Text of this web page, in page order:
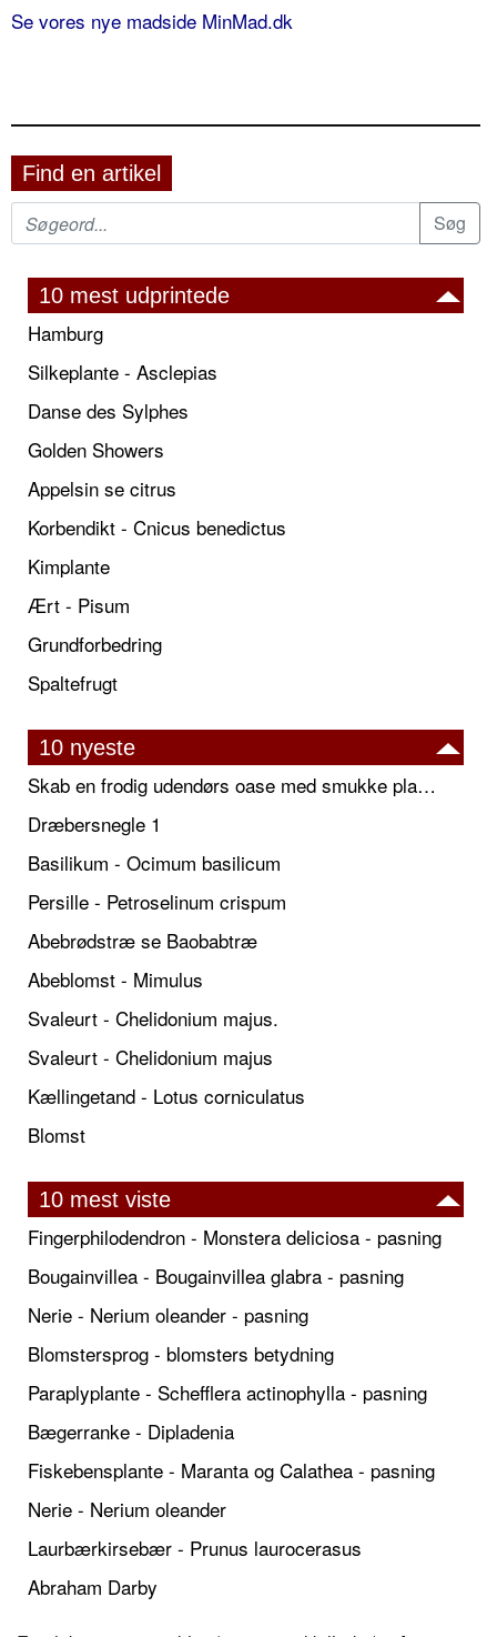
Se vores nye madside MinMad.dk
Find en artikel
10 mest udprintede
Hamburg
Silkeplante - Asclepias
Danse des Sylphes
Golden Showers
Appelsin se citrus
Korbendikt - Cnicus benedictus
Kimplante
Ært - Pisum
Grundforbedring
Spaltefrugt
10 nyeste
Skab en frodig udendørs oase med smukke plantekrukker og elegante espalier
Dræbersnegle 1
Basilikum - Ocimum basilicum
Persille - Petroselinum crispum
Abebrødstræ se Baobabtræ
Abeblomst - Mimulus
Svaleurt - Chelidonium majus.
Svaleurt - Chelidonium majus
Kællingetand - Lotus corniculatus
Blomst
10 mest viste
Fingerphilodendron - Monstera deliciosa - pasning
Bougainvillea - Bougainvillea glabra - pasning
Nerie - Nerium oleander - pasning
Blomstersprog - blomsters betydning
Paraplyplante - Schefflera actinophylla - pasning
Bægerranke - Dipladenia
Fiskebensplante - Maranta og Calathea - pasning
Nerie - Nerium oleander
Laurbærkirsebær - Prunus laurocerasus
Abraham Darby